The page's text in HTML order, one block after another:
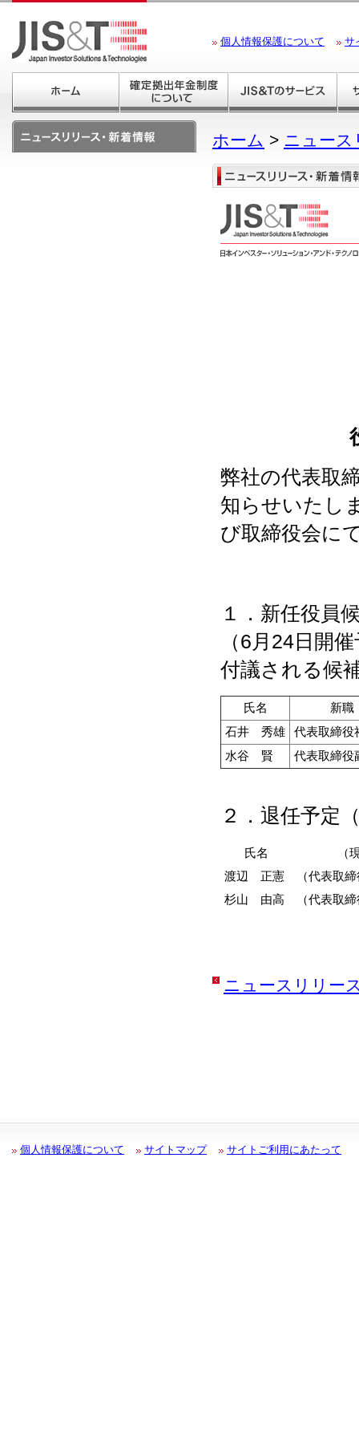
個人情報保護について サ
ホーム > ニュース
弊社の代表取
知らせいたし
び取締役会に
１．新任役員
（6月24日開
付議される候
氏名
新職
石井 秀雄
代表取締役
水谷 賢
代表取締役
２．退任予定
氏名
（
渡辺 正憲
（代表取
杉山 由高
（代表取
ニュースリリー
個人情報保護について サイトマップ サイトご利用にあたって